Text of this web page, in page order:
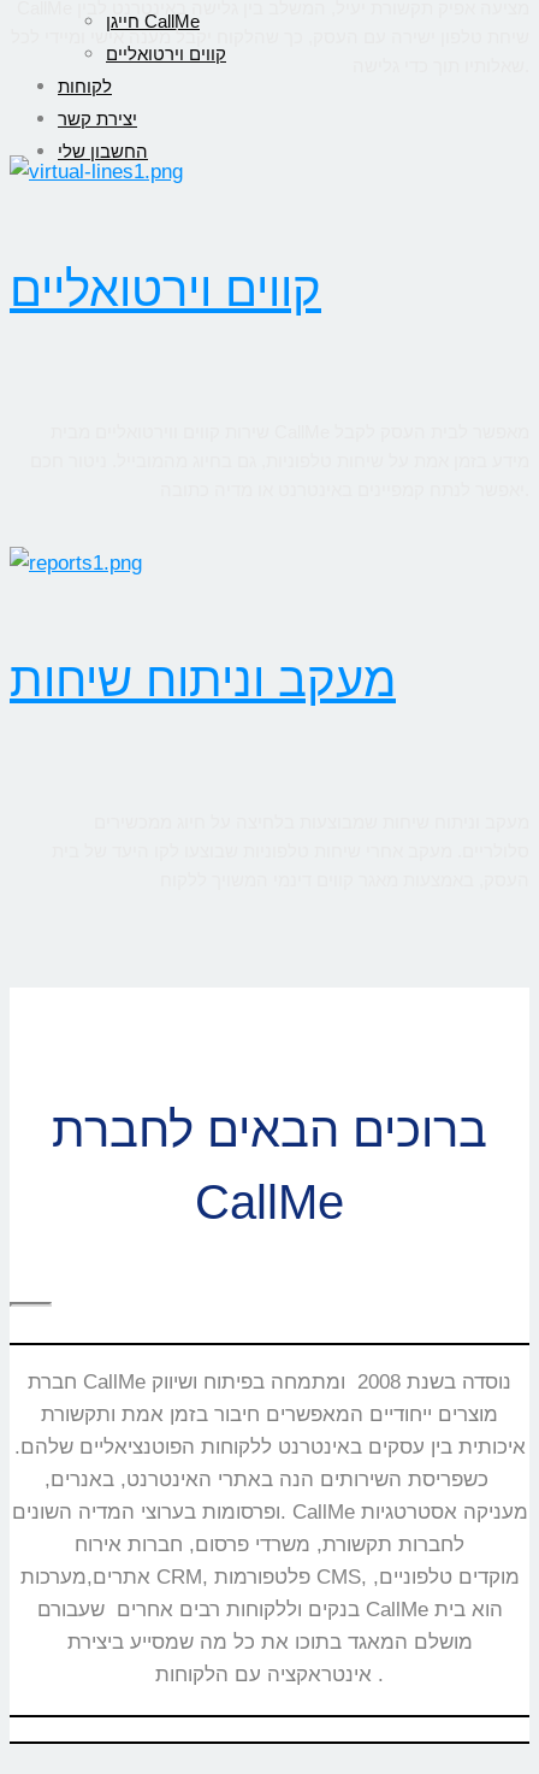
חייגן CallMe
קווים וירטואליים
לקוחות
יצירת קשר
החשבון שלי
שיחת טלפון ישירה עם העסק, כך שהלקוח יקבל מענה אישי ומיידי לכל
קווים וירטואליים
מעקב וניתוח שיחות
ברוכים הבאים לחברת
CallMe
חברת CallMe נוסדה בשנת 2008 ומתמחה בפיתוח ושיווק
מוצרים ייחודיים המאפשרים חיבור בזמן אמת ותקשורת
איכותית בין עסקים באינטרנט ללקוחות הפוטנציאליים שלהם.
כשפריסת השירותים הנה באתרי האינטרנט, באנרים,
ופרסומות בערוצי המדיה השונים. CallMe מעניקה אסטרטגיות
לחברות תקשורת, משרדי פרסום, חברות אירוח
אתרים,מערכות CRM, פלטפורמות CMS, מוקדים טלפוניים,
בנקים וללקוחות רבים אחרים שעבורם CallMe הוא בית
מושלם המאגד בתוכו את כל מה שמסייע ביצירת
אינטראקציה עם הלקוחות.